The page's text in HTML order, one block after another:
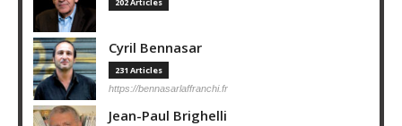
Cyril Bennasar
231 Articles
https://bennasarlaffranchi.fr
Jean-Paul Brighelli